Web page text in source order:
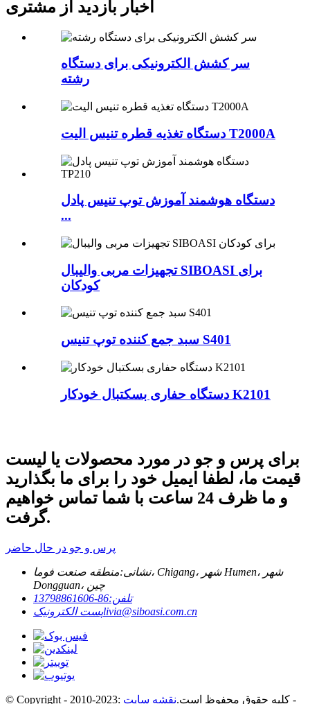
اخبار بازدید از مشتری
سر کشش الکترونیکی برای دستگاه
رشته
دستگاه تغذیه قطره تنیس الیت T2000A
دستگاه هوشمند آموزش توپ تنیس پادل
...
تجهیزات مربی والیبال SIBOASI برای
کودکان
سبد جمع کننده توپ تنیس S401
دستگاه حفاری بسکتبال خودکار K2101
برای پرس و جو در مورد محصولات یا لیست
قیمت ما، لطفا ایمیل خود را برای ما بگذارید
و ما ظرف 24 ساعت با شما تماس خواهیم
گرفت.
پرس و جو در حال حاضر
نشانی:منطقه صنعت فوما، Chigang، شهر Humen، شهر
Dongguan، چین
تلفن:86-13798861606
پست الکترونیکlivia@siboasi.com.cn
© Copyright - 2010-2023: کلیه حقوق محفوظ است.نقشه سایت -